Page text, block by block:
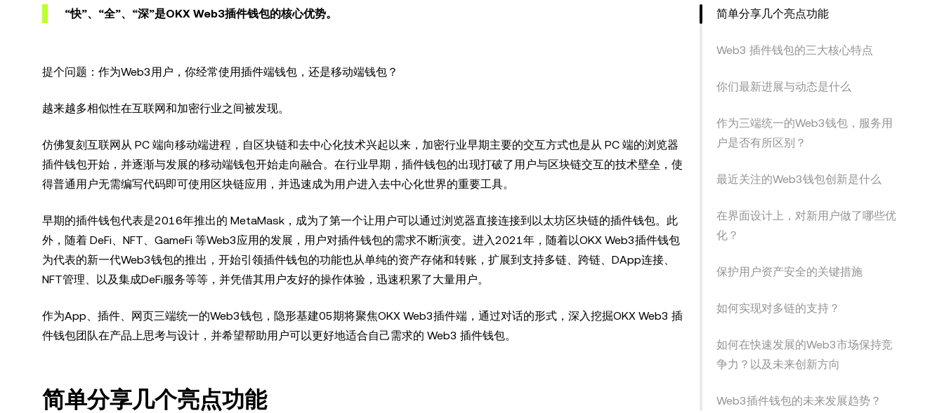
“快”、“全”、“深”是OKX Web3插件钱包的核心优势。
提个问题：作为Web3用户，你经常使用插件端钱包，还是移动端钱包？
越来越多相似性在互联网和加密行业之间被发现。
仿佛复刻互联网从 PC 端向移动端进程，自区块链和去中心化技术兴起以来，加密行业早期主要的交互方式也是从 PC 端的浏览器
插件钱包开始，并逐渐与发展的移动端钱包开始走向融合。在行业早期，插件钱包的出现打破了用户与区块链交互的技术壁垒，使
得普通用户无需编写代码即可使用区块链应用，并迅速成为用户进入去中心化世界的重要工具。
早期的插件钱包代表是2016年推出的 MetaMask，成为了第一个让用户可以通过浏览器直接连接到以太坊区块链的插件钱包。此
外，随着 DeFi、NFT、GameFi 等Web3应用的发展，用户对插件钱包的需求不断演变。进入2021年，随着以OKX Web3插件钱包
为代表的新一代Web3钱包的推出，开始引领插件钱包的功能也从单纯的资产存储和转账，扩展到支持多链、跨链、DApp连接、
NFT管理、以及集成DeFi服务等等，并凭借其用户友好的操作体验，迅速积累了大量用户。
作为App、插件、网页三端统一的Web3钱包，隐形基建05期将聚焦OKX Web3插件端，通过对话的形式，深入挖掘OKX Web3 插
件钱包团队在产品上思考与设计，并希望帮助用户可以更好地适合自己需求的 Web3 插件钱包。
简单分享几个亮点功能
简单分享几个亮点功能
Web3 插件钱包的三大核心特点
你们最新进展与动态是什么
作为三端统一的Web3钱包，服务用
户是否有所区别？
最近关注的Web3钱包创新是什么
在界面设计上，对新用户做了哪些优
化？
保护用户资产安全的关键措施
如何实现对多链的支持？
如何在快速发展的Web3市场保持竞
争力？以及未来创新方向
Web3插件钱包的未来发展趋势？